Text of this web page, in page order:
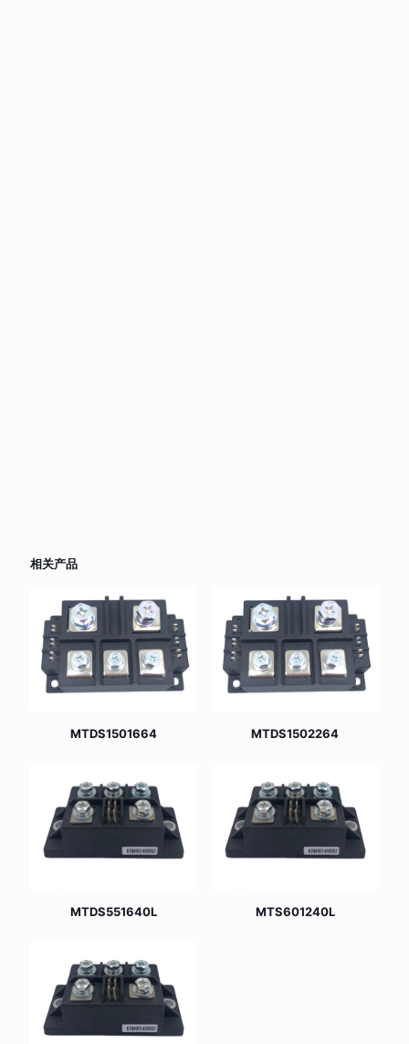
相关产品
MTDS1501664 MTDS1502264
MTDS551640L MTS601240L